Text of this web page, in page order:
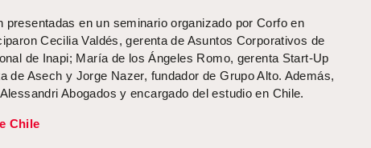
en un seminario organizado por Corfo en
Cecilia Valdés, gerenta de Asuntos Corporativos de
de Inapi; María de los Ángeles Romo, gerenta Start-Up
de Asech y Jorge Nazer, fundador de Grupo Alto. Además,
Abogados y encargado del estudio en Chile.
Chile